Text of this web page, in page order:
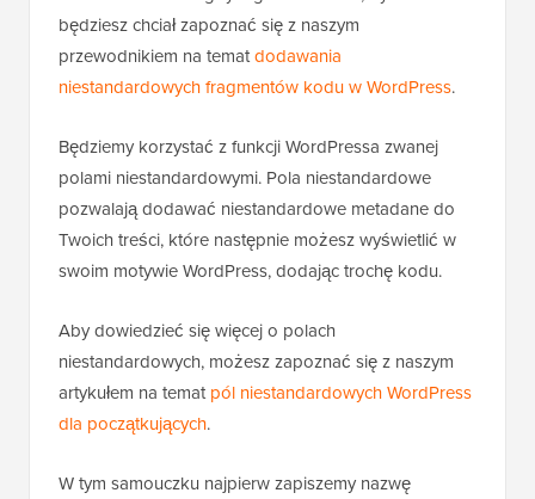
będziesz chciał zapoznać się z naszym
przewodnikiem na tematdodawania
niestandardowych fragmentów kodu w WordPress.
Będziemy korzystać z funkcji WordPressa zwanej
polami niestandardowymi. Pola niestandardowe
pozwalają dodawać niestandardowe metadane do
Twoich treści, które następnie możesz wyświetlić w
swoim motywie WordPress, dodając trochę kodu.
Aby dowiedzieć się więcej o polach
niestandardowych, możesz zapoznać się z naszym
artykułem na tematpól niestandardowych WordPress
dla początkujących.
W tym samouczku najpierw zapiszemy nazwę